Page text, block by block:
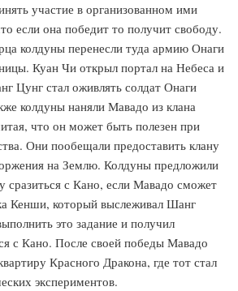
участие в организованном ими
если она победит то получит свободу.
колдуны перенесли туда армию Онаги
Куан Чи открыл портал на Небеса и
Цунг стал оживлять солдат Онаги
колдуны наняли Мавадо из клана
что он может быть полезен при
Они пообещали предоставить клану
на Землю. Колдуны предложили
сразиться с Кано, если Мавадо сможет
Кенши, который выслеживал Шанг
это задание и получил
с Кано. После своей победы Мавадо
Красного Дракона, где тот стал
экспериментов.